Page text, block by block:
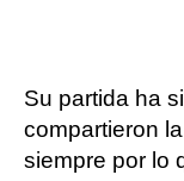
Su partida ha
compartieron
siempre por lo